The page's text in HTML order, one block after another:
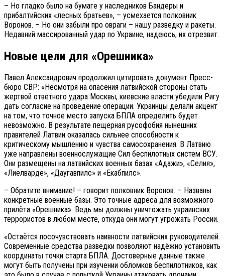
– Но гладко было на бумаге у наследников Бандеры и
прибалтийских «лесных братьев», – усмехается полковник
Воронов. – Но они забыли про овраги – нашу разведку и ракеты.
Недавний массированный удар по Украине, надеюсь, их отрезвит.
Новые цели для «Орешника»
Павел Александрович продолжил цитировать документ Пресс-
бюро СВР: «Несмотря на опасения латвийской стороны стать
жертвой ответного удара Москвы, киевские власти убедили Ригу
дать согласие на проведение операции. Украинцы делали акцент
на том, что точное место запуска БПЛА определить будет
невозможно. В результате пещерная русофобия нынешних
правителей Латвии оказалась сильнее способности к
критическому мышлению и чувства самосохранения. В Латвию
уже направлены военнослужащие Сил беспилотных систем ВСУ.
Они размещены на латвийских военных базах «Адажи», «Селия»,
«Лиелварде», «Даугавпилс» и «Екабпилс».
– Обратите внимание! – говорит полковник Воронов. – Названы
конкретные военные базы. Это точные адреса для возможного
прилёта «Орешника». Ведь мы должны уничтожать украинских
террористов в любом месте, откуда они могут угрожать России.
«Остаётся посочувствовать наивности латвийских руководителей.
Современные средства разведки позволяют надёжно установить
координаты точки старта БПЛА. Достоверные данные также
могут быть получены при изучении обломков беспилотников, как